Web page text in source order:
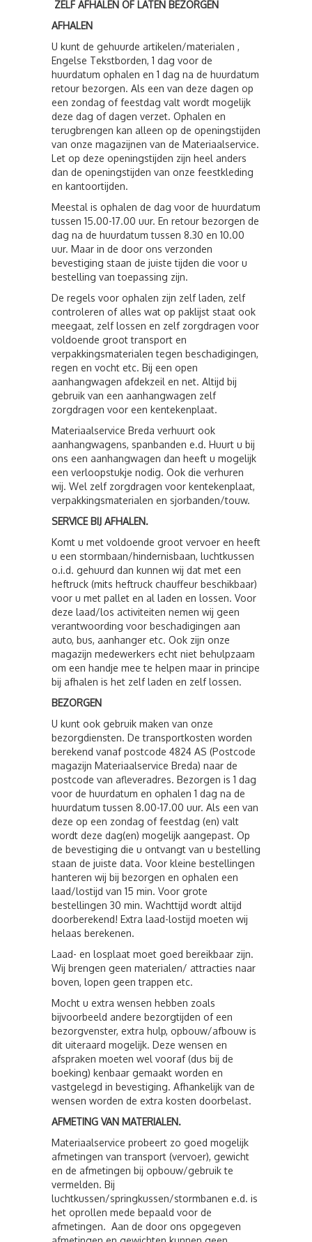
ZELF AFHALEN OF LATEN BEZORGEN
AFHALEN
U kunt de gehuurde artikelen/materialen ,
Engelse Tekstborden, 1 dag voor de
huurdatum ophalen en 1 dag na de huurdatum
retour bezorgen. Als een van deze dagen op
een zondag of feestdag valt wordt mogelijk
deze dag of dagen verzet. Ophalen en
terugbrengen kan alleen op de openingstijden
van onze magazijnen van de Materiaalservice.
Let op deze openingstijden zijn heel anders
dan de openingstijden van onze feestkleding
en kantoortijden.
Meestal is ophalen de dag voor de huurdatum
tussen 15.00-17.00 uur. En retour bezorgen de
dag na de huurdatum tussen 8.30 en 10.00
uur. Maar in de door ons verzonden
bevestiging staan de juiste tijden die voor u
bestelling van toepassing zijn.
De regels voor ophalen zijn zelf laden, zelf
controleren of alles wat op paklijst staat ook
meegaat, zelf lossen en zelf zorgdragen voor
voldoende groot transport en
verpakkingsmaterialen tegen beschadigingen,
regen en vocht etc. Bij een open
aanhangwagen afdekzeil en net. Altijd bij
gebruik van een aanhangwagen zelf
zorgdragen voor een kentekenplaat.
Materiaalservice Breda verhuurt ook
aanhangwagens, spanbanden e.d. Huurt u bij
ons een aanhangwagen dan heeft u mogelijk
een verloopstukje nodig. Ook die verhuren
wij. Wel zelf zorgdragen voor kentekenplaat,
verpakkingsmaterialen en sjorbanden/touw.
SERVICE BIJ AFHALEN.
Komt u met voldoende groot vervoer en heeft
u een stormbaan/hindernisbaan, luchtkussen
o.i.d. gehuurd dan kunnen wij dat met een
heftruck (mits heftruck chauffeur beschikbaar)
voor u met pallet en al laden en lossen. Voor
deze laad/los activiteiten nemen wij geen
verantwoording voor beschadigingen aan
auto, bus, aanhanger etc. Ook zijn onze
magazijn medewerkers echt niet behulpzaam
om een handje mee te helpen maar in principe
bij afhalen is het zelf laden en zelf lossen.
BEZORGEN
U kunt ook gebruik maken van onze
bezorgdiensten. De transportkosten worden
berekend vanaf postcode 4824 AS (Postcode
magazijn Materiaalservice Breda) naar de
postcode van afleveradres. Bezorgen is 1 dag
voor de huurdatum en ophalen 1 dag na de
huurdatum tussen 8.00-17.00 uur. Als een van
deze op een zondag of feestdag (en) valt
wordt deze dag(en) mogelijk aangepast. Op
de bevestiging die u ontvangt van u bestelling
staan de juiste data. Voor kleine bestellingen
hanteren wij bij bezorgen en ophalen een
laad/lostijd van 15 min. Voor grote
bestellingen 30 min. Wachttijd wordt altijd
doorberekend! Extra laad-lostijd moeten wij
helaas berekenen.
Laad- en losplaat moet goed bereikbaar zijn.
Wij brengen geen materialen/ attracties naar
boven, lopen geen trappen etc.
Mocht u extra wensen hebben zoals
bijvoorbeeld andere bezorgtijden of een
bezorgvenster, extra hulp, opbouw/afbouw is
dit uiteraard mogelijk. Deze wensen en
afspraken moeten wel vooraf (dus bij de
boeking) kenbaar gemaakt worden en
vastgelegd in bevestiging. Afhankelijk van de
wensen worden de extra kosten doorbelast.
AFMETING VAN MATERIALEN.
Materiaalservice probeert zo goed mogelijk
afmetingen van transport (vervoer), gewicht
en de afmetingen bij opbouw/gebruik te
vermelden. Bij
luchtkussen/springkussen/stormbanen e.d. is
het oprollen mede bepaald voor de
afmetingen. Aan de door ons opgegeven